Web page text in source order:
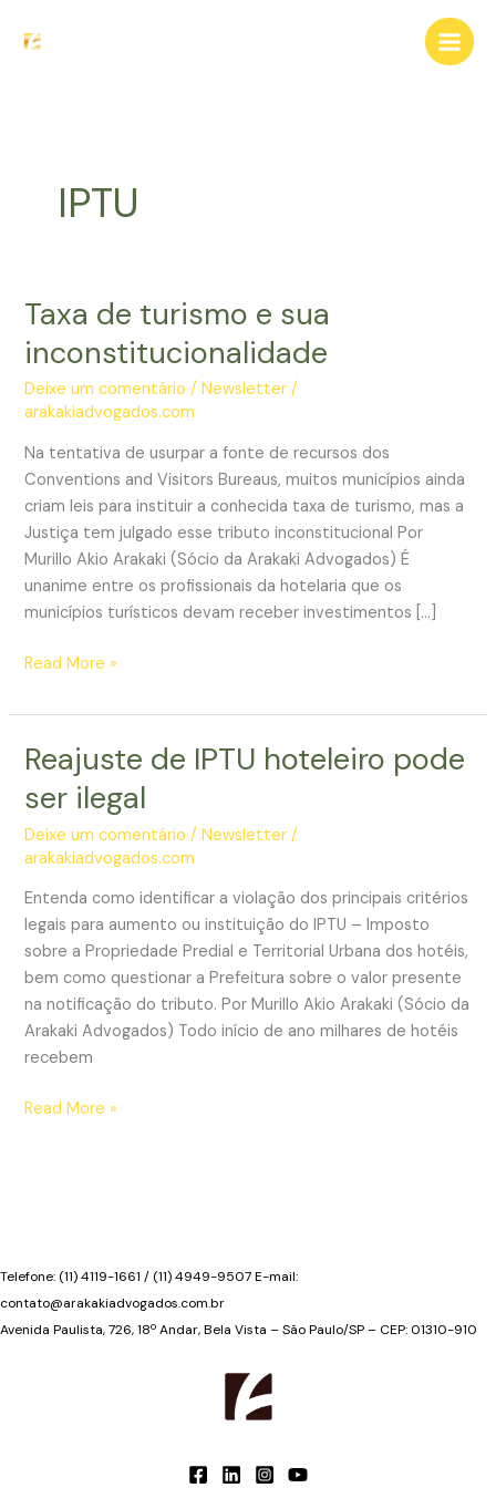
para
IPTU
Taxa de turismo e sua
inconstitucionalidade
Deixe um comentário /Newsletter /
arakakiadvogados.com
Na tentativa de usurpar a fonte de recursos dos
Conventions and Visitors Bureaus, muitos municípios ainda
criam leis para instituir a conhecida taxa de turismo, mas a
Justiça tem julgado esse tributo inconstitucional Por
Murillo Akio Arakaki (Sócio da Arakaki Advogados) É
unanime entre os profissionais da hotelaria que os
municípios turísticos devam receber investimentos […]
Taxa
turismo
sua
inconstitucionalidade
Read More »
Reajuste de IPTU hoteleiro pode
ser ilegal
Deixe um comentário /Newsletter /
arakakiadvogados.com
Entenda como identificar a violação dos principais critérios
legais para aumento ou instituição do IPTU – Imposto
sobre a Propriedade Predial e Territorial Urbana dos hotéis,
bem como questionar a Prefeitura sobre o valor presente
na notificação do tributo. Por Murillo Akio Arakaki (Sócio da
Arakaki Advogados) Todo início de ano milhares de hotéis
recebem
Reajuste
ilegal
Read More »
Telefone: (11) 4119-1661 / (11) 4949-9507 E-mail:
contato@arakakiadvogados.com.br
Avenida Paulista, 726, 18º Andar, Bela Vista – São Paulo/SP – CEP: 01310-910